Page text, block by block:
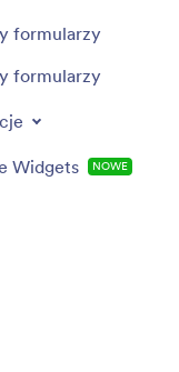
formularzy
formularzy
Widgets NOWE